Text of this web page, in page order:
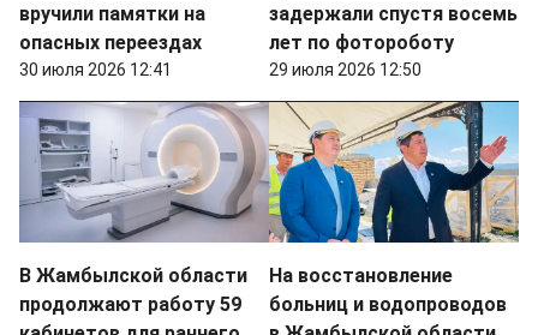
вручили памятки на
опасных переездах
30 июля 2026 12:41
задержали спустя восемь
лет по фотороботу
29 июля 2026 12:50
В Жамбылской области
продолжают работу 59
На восстановление
больниц и водопроводов